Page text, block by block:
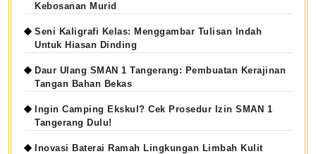
Kebosanan Murid
Seni Kaligrafi Kelas: Menggambar Tulisan Indah
Untuk Hiasan Dinding
Daur Ulang SMAN 1 Tangerang: Pembuatan Kerajinan
Tangan Bahan Bekas
Ingin Camping Ekskul? Cek Prosedur Izin SMAN 1
Tangerang Dulu!
Inovasi Baterai Ramah Lingkungan Limbah Kulit